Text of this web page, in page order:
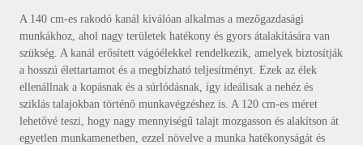
A 140 cm-es rakodó kanál kiválóan alkalmas a mezőgazdasági
munkákhoz, ahol nagy területek hatékony és gyors átalakítására van
szükség. A kanál erősített vágóélekkel rendelkezik, amelyek biztosítják
a hosszú élettartamot és a megbízható teljesítményt. Ezek az élek
ellenállnak a kopásnak és a súrlódásnak, így ideálisak a nehéz és
sziklás talajokban történő munkavégzéshez is. A 120 cm-es méret
lehetővé teszi, hogy nagy mennyiségű talajt mozgasson és alakítson át
egyetlen munkamenetben, ezzel növelve a munka hatékonyságát és